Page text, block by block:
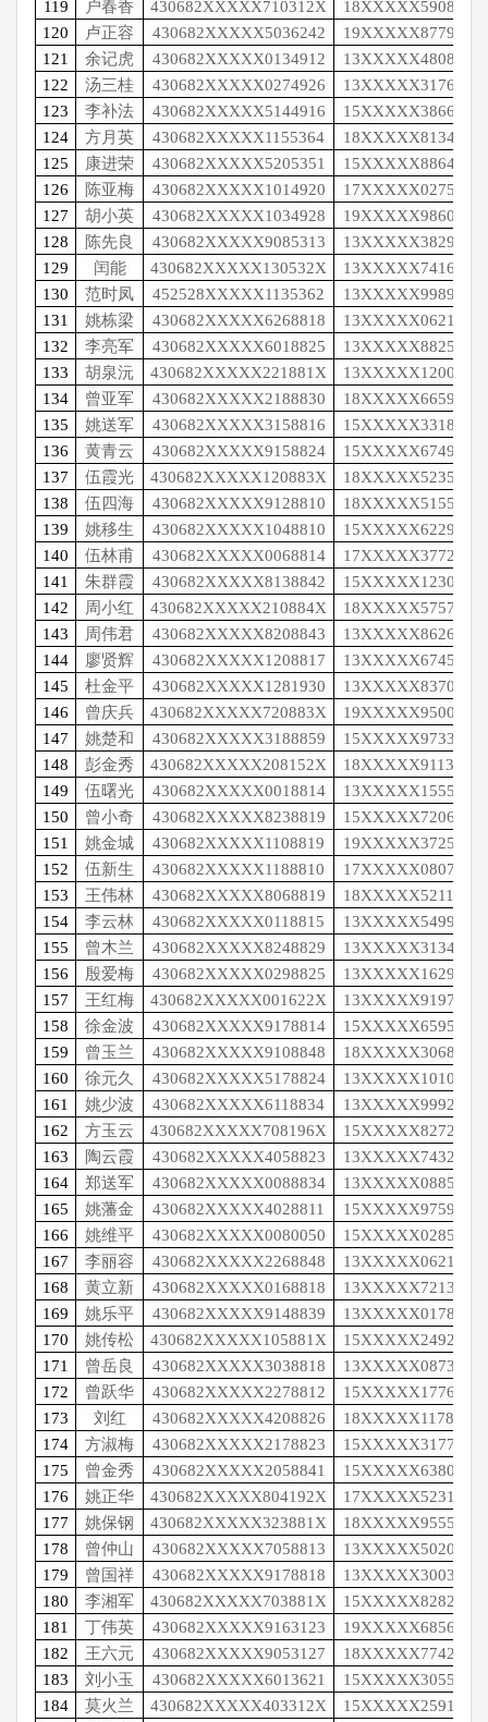
119 户春香 430682XXXXX710312X
18XXXXX5908
120
卢正容 430682XXXXX5036242
19XXXXX8779
121
余记虎 430682XXXXX0134912
13XXXXX4808
122
汤三桂 430682XXXXX0274926
13XXXXX3176
123
李补法 430682XXXXX5144916
15XXXXX3866
124
方月英 430682XXXXX1155364
18XXXXX8134
125
康进荣 430682XXXXX5205351
15XXXXX8864
126
陈亚梅 430682XXXXX1014920
17XXXXX0275
127
胡小英 430682XXXXX1034928
19XXXXX9860
128
陈先良 430682XXXXX9085313
13XXXXX3829
129
闰能 430682XXXXX130532X
13XXXXX7416
130
范时凤 452528XXXXX1135362
13XXXXX9989
131
姚栋梁 430682XXXXX6268818
13XXXXX0621
132
李亮军 430682XXXXX6018825
13XXXXX8825
133
胡泉沅 430682XXXXX221881X
13XXXXX1200
134
曾亚军 430682XXXXX2188830
18XXXXX6659
135
姚送军 430682XXXXX3158816
15XXXXX3318
136
黄青云 430682XXXXX9158824
15XXXXX6749
137
伍霞光 430682XXXXX120883X
18XXXXX5235
138
伍四海 430682XXXXX9128810
18XXXXX5155
139
姚移生 430682XXXXX1048810
15XXXXX6229
140
伍林甫 430682XXXXX0068814
17XXXXX3772
141
朱群霞 430682XXXXX8138842
15XXXXX1230
142
周小红 430682XXXXX210884X
18XXXXX5757
143
周伟君 430682XXXXX8208843
13XXXXX8626
144
廖贤辉 430682XXXXX1208817
13XXXXX6745
145
杜金平 430682XXXXX1281930
13XXXXX8370
146
曾庆兵 430682XXXXX720883X
19XXXXX9500
147
姚楚和 430682XXXXX3188859
15XXXXX9733
148
彭金秀 430682XXXXX208152X
18XXXXX9113
149
伍曙光 430682XXXXX0018814
13XXXXX1555
150
曾小奇 430682XXXXX8238819
15XXXXX7206
151
姚金城 430682XXXXX1108819
19XXXXX3725
152
伍新生 430682XXXXX1188810
17XXXXX0807
153
王伟林 430682XXXXX8068819
18XXXXX5211
154
李云林 430682XXXXX0118815
13XXXXX5499
155
曾木兰 430682XXXXX8248829
13XXXXX3134
156
殷爱梅 430682XXXXX0298825
13XXXXX1629
157
王红梅 430682XXXXX001622X
13XXXXX9197
158
徐金波 430682XXXXX9178814
15XXXXX6595
159
曾玉兰 430682XXXXX9108848
18XXXXX3068
160
徐元久 430682XXXXX5178824
13XXXXX1010
161
姚少波 430682XXXXX6118834
13XXXXX9992
162
方玉云 430682XXXXX708196X
15XXXXX8272
163
陶云霞 430682XXXXX4058823
13XXXXX7432
164
郑送军 430682XXXXX0088834
13XXXXX0885
165
姚藩金 430682XXXXX4028811
15XXXXX9759
166
姚维平 430682XXXXX0080050
15XXXXX0285
167
李丽容 430682XXXXX2268848
13XXXXX0621
168
黄立新 430682XXXXX0168818
13XXXXX7213
169
姚乐平 430682XXXXX9148839
13XXXXX0178
170
姚传松 430682XXXXX105881X
15XXXXX2492
171
曾岳良 430682XXXXX3038818
13XXXXX0873
172
曾跃华 430682XXXXX2278812
15XXXXX1776
173
刘红 430682XXXXX4208826
18XXXXX1178
174
方淑梅 430682XXXXX2178823
15XXXXX3177
175
曾金秀 430682XXXXX2058841
15XXXXX6380
176
姚正华 430682XXXXX804192X
17XXXXX5231
177
姚保钢 430682XXXXX323881X
18XXXXX9555
178
曾仲山 430682XXXXX7058813
13XXXXX5020
179
曾国祥 430682XXXXX9178818
13XXXXX3003
180
李湘军 430682XXXXX703881X
15XXXXX8282
181
丁伟英 430682XXXXX9163123
19XXXXX6856
182
王六元 430682XXXXX9053127
18XXXXX7742
183
刘小玉 430682XXXXX6013621
15XXXXX3055
184
莫火兰 430682XXXXX403312X
15XXXXX2591